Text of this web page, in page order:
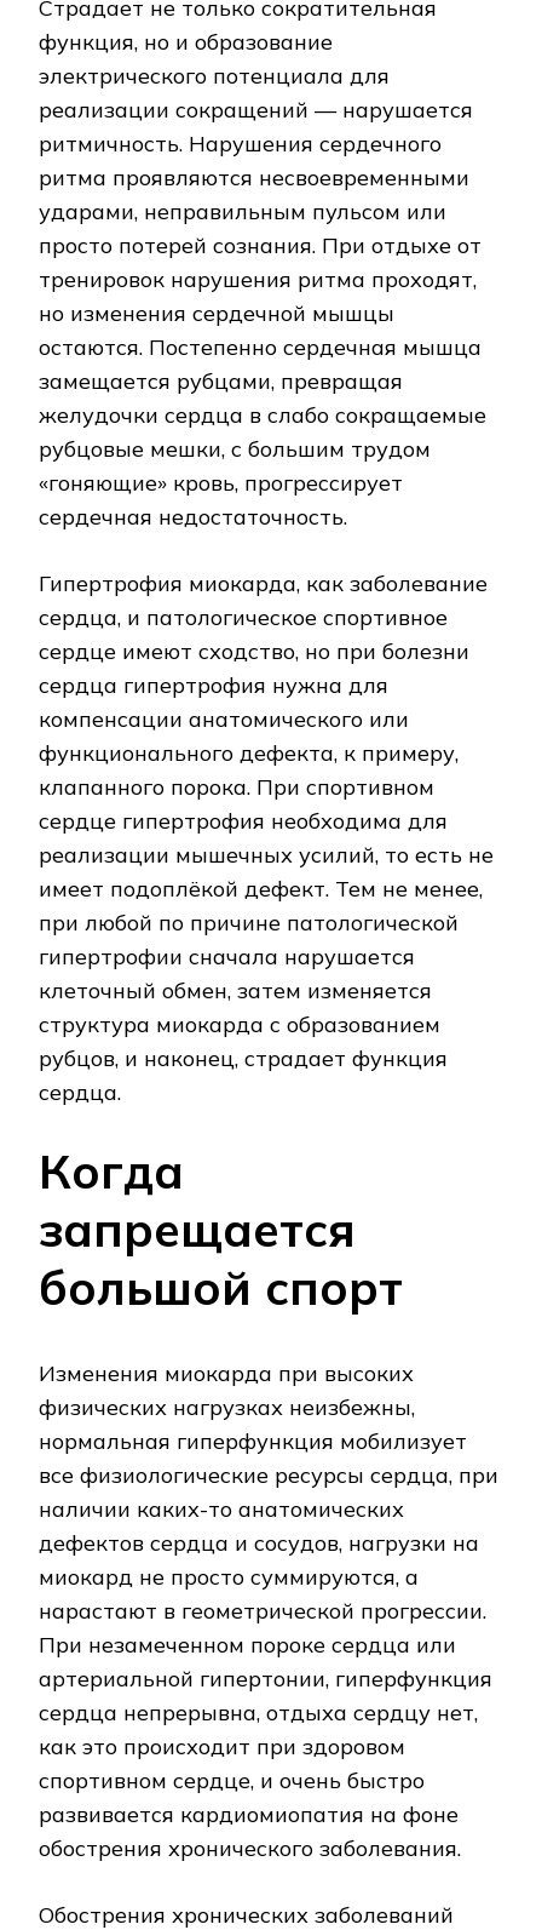
Страдает не только сократительная
функция, но и образование
электрического потенциала для
реализации сокращений — нарушается
ритмичность. Нарушения сердечного
ритма проявляются несвоевременными
ударами, неправильным пульсом или
просто потерей сознания. При отдыхе от
тренировок нарушения ритма проходят,
но изменения сердечной мышцы
остаются. Постепенно сердечная мышца
замещается рубцами, превращая
желудочки сердца в слабо сокращаемые
рубцовые мешки, с большим трудом
«гоняющие» кровь, прогрессирует
сердечная недостаточность.
Гипертрофия миокарда, как заболевание
сердца, и патологическое спортивное
сердце имеют сходство, но при болезни
сердца гипертрофия нужна для
компенсации анатомического или
функционального дефекта, к примеру,
клапанного порока. При спортивном
сердце гипертрофия необходима для
реализации мышечных усилий, то есть не
имеет подоплёкой дефект. Тем не менее,
при любой по причине патологической
гипертрофии сначала нарушается
клеточный обмен, затем изменяется
структура миокарда с образованием
рубцов, и наконец, страдает функция
сердца.
Когда
запрещается
большой спорт
Изменения миокарда при высоких
физических нагрузках неизбежны,
нормальная гиперфункция мобилизует
все физиологические ресурсы сердца, при
наличии каких-то анатомических
дефектов сердца и сосудов, нагрузки на
миокард не просто суммируются, а
нарастают в геометрической прогрессии.
При незамеченном пороке сердца или
артериальной гипертонии, гиперфункция
сердца непрерывна, отдыха сердцу нет,
как это происходит при здоровом
спортивном сердце, и очень быстро
развивается кардиомиопатия на фоне
обострения хронического заболевания.
Обострения хронических заболеваний